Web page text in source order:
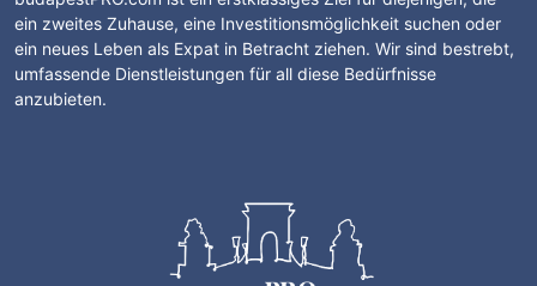
ein zweites Zuhause, eine Investitionsmöglichkeit suchen oder
ein neues Leben als Expat in Betracht ziehen. Wir sind bestrebt,
umfassende Dienstleistungen für all diese Bedürfnisse
anzubieten.